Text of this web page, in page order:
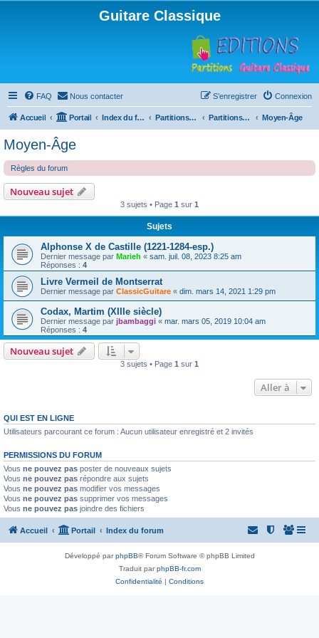
Guitare Classique
FAQ Nous contacter Connexion
S’enregistrer
Accueil Portail Index du forum Partitions pour guitare en libre téléchargement Partitions classées par compositeur Moyen-Âge
Moyen-Âge
Règles du forum
Nouveau sujet
3 sujets • Page 1 sur 1
Sujets
Alphonse X de Castille (1221-1284-esp.)
Dernier message par Marieh « sam. juil. 08, 2023 8:25 am
Réponses : 4
Livre Vermeil de Montserrat
Dernier message par ClassicGuitare « dim. mars 14, 2021 1:29 pm
Codax, Martim (XIIIe siècle)
Dernier message par jbambaggi « mar. mars 05, 2019 10:04 am
Réponses : 4
Nouveau sujet
3 sujets • Page 1 sur 1
Aller à
QUI EST EN LIGNE
Utilisateurs parcourant ce forum : Aucun utilisateur enregistré et 2 invités
PERMISSIONS DU FORUM
Vous ne pouvez pas poster de nouveaux sujets
Vous ne pouvez pas répondre aux sujets
Vous ne pouvez pas modifier vos messages
Vous ne pouvez pas supprimer vos messages
Vous ne pouvez pas joindre des fichiers
Accueil Portail Index du forum
Développé parphpBB® Forum Software © phpBB Limited
Traduit parphpBB-fr.com
Confidentialité | Conditions